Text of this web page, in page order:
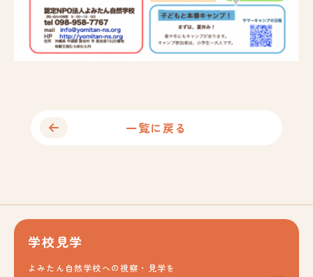
一覧に戻る
学校見学
よみたん自然学校への視察・見学を